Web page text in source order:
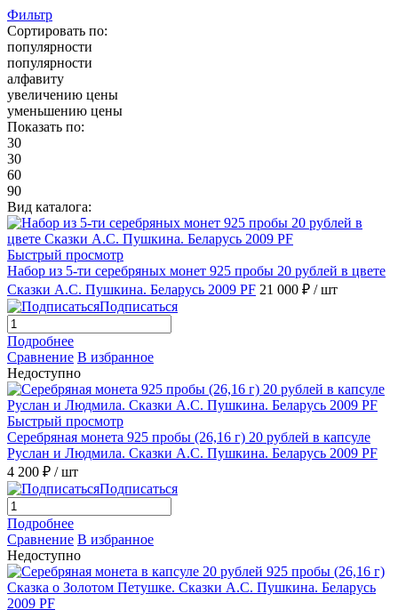
Фильтр
Сортировать по:
популярности
популярности
алфавиту
увеличению цены
уменьшению цены
Показать по:
30
30
60
90
Вид каталога:
Быстрый просмотр
Набор из 5-ти серебряных монет 925 пробы 20 рублей в цвете
Сказки А.С. Пушкина. Беларусь 2009 PF 21 000 ₽ / шт
Подписаться
Подробнее
Сравнение В избранное
Недоступно
Быстрый просмотр
Серебряная монета 925 пробы (26,16 г) 20 рублей в капсуле
Руслан и Людмила. Сказки А.С. Пушкина. Беларусь 2009 PF
4 200 ₽ / шт
Подписаться
Подробнее
Сравнение В избранное
Недоступно